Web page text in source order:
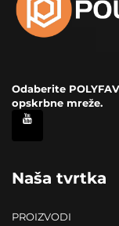
Odaberite
opskrbne mreže.
Naša tvrtka
PROIZVODI